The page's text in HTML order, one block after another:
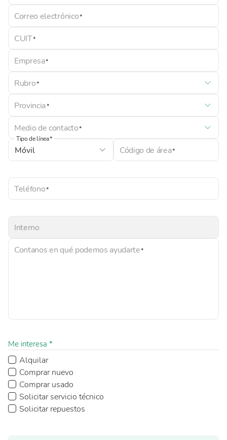
Correo electrónico
CUIT
Empresa
Rubro
Provincia
Medio de contacto
Tipo de línea
Código de área
Interno
Teléfono
Contanos en qué podemos ayudarte
Me interesa *
Alquilar
Comprar nuevo
Comprar usado
Solicitar servicio técnico
Solicitar repuestos